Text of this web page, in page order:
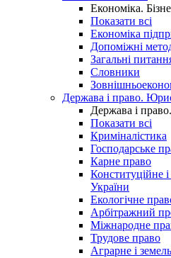
Економіка.
Показати всі
Економіка
Допоміжні
Загальні
Словники
Держава і право.
Держава і
Показати всі
Криміналістика
Господарське
Карне право
Конституційне
України
Екологічне
Арбітражний
Міжнародне
Трудове право
Аграрне і